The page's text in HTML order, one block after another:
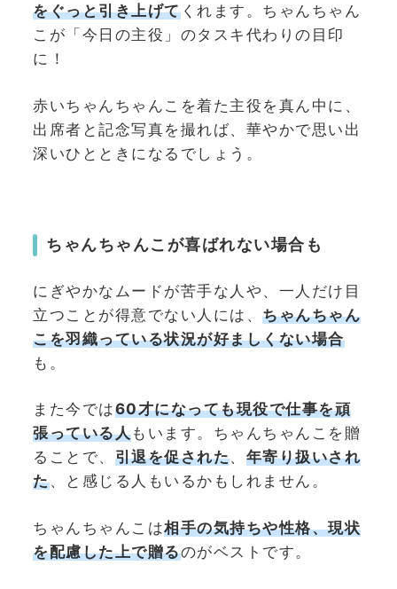
をぐっと引き上げてくれます。ちゃんちゃん
こが「今日の主役」のタスキ代わりの目印
に！
赤いちゃんちゃんこを着た主役を真ん中に、
出席者と記念写真を撮れば、華やかで思い出
深いひとときになるでしょう。
ちゃんちゃんこが喜ばれない場合も
にぎやかなムードが苦手な人や、一人だけ目
立つことが得意でない人には、 ちゃんちゃん
こを羽織っている状況が好ましくない場合
も。
また今では60才になっても現役で仕事を頑
張っている人もいます。ちゃんちゃんこを贈
ることで、 引退を促された、 年寄り扱いされ
た、と感じる人もいるかもしれません。
ちゃんちゃんこは相手の気持ちや性格、現状
を配慮した上で贈るのがベストです。